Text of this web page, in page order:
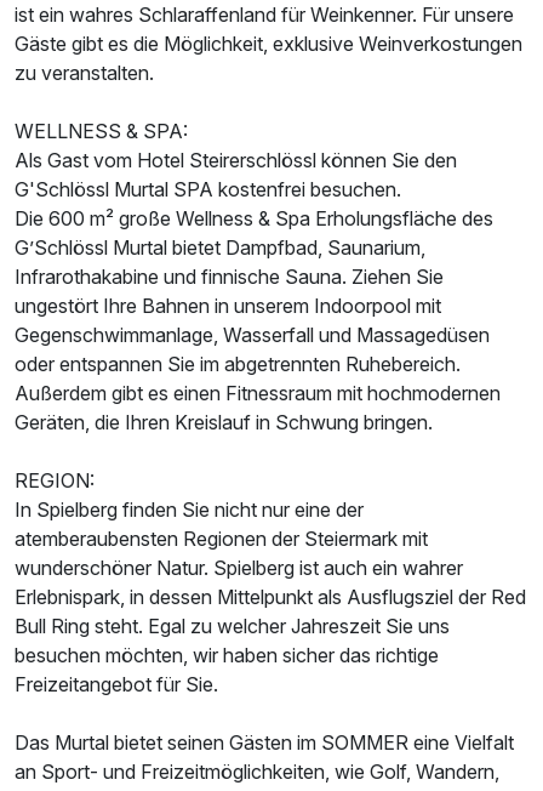
Ausstattung
Suite/n
2 Erwachsene
Ausstattung
Für 6 Tage p.P. ab999,00 €
ist ein wahres Schlaraffenland für Weinkenner. Für unsere
Gäste gibt es die Möglichkeit, exklusive Weinverkostungen
zu veranstalten.
WELLNESS & SPA:
Als Gast vom Hotel Steirerschlössl können Sie den
G'Schlössl Murtal SPA kostenfrei besuchen.
Die 600 m² große Wellness & Spa Erholungsfläche des
G’Schlössl Murtal bietet Dampfbad, Saunarium,
Infrarothakabine und finnische Sauna. Ziehen Sie
ungestört Ihre Bahnen in unserem Indoorpool mit
Gegenschwimmanlage, Wasserfall und Massagedüsen
oder entspannen Sie im abgetrennten Ruhebereich.
Außerdem gibt es einen Fitnessraum mit hochmodernen
Geräten, die Ihren Kreislauf in Schwung bringen.
REGION:
In Spielberg finden Sie nicht nur eine der
atemberaubensten Regionen der Steiermark mit
wunderschöner Natur. Spielberg ist auch ein wahrer
Erlebnispark, in dessen Mittelpunkt als Ausflugsziel der Red
Bull Ring steht. Egal zu welcher Jahreszeit Sie uns
besuchen möchten, wir haben sicher das richtige
Freizeitangebot für Sie.
Das Murtal bietet seinen Gästen im SOMMER eine Vielfalt
an Sport- und Freizeitmöglichkeiten, wie Golf, Wandern,